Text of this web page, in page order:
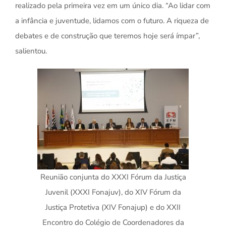
realizado pela primeira vez em um único dia. “Ao lidar com
a infância e juventude, lidamos com o futuro. A riqueza de
debates e de construção que teremos hoje será ímpar”,
salientou.
Reunião conjunta do XXXI Fórum da Justiça
Juvenil (XXXI Fonajuv), do XIV Fórum da
Justiça Protetiva (XIV Fonajup) e do XXII
Encontro do Colégio de Coordenadores da